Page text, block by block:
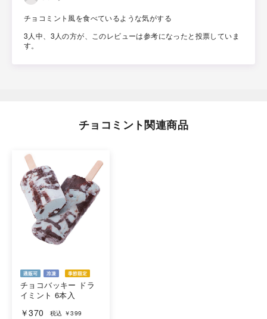
チョコミント風を食べているような気がする
3人中、3人の方が、このレビューは参考になったと投票していま
す。
チョコミント関連商品
チョコバッキー ドラ
イミント 6本入
￥370 税込 ￥399